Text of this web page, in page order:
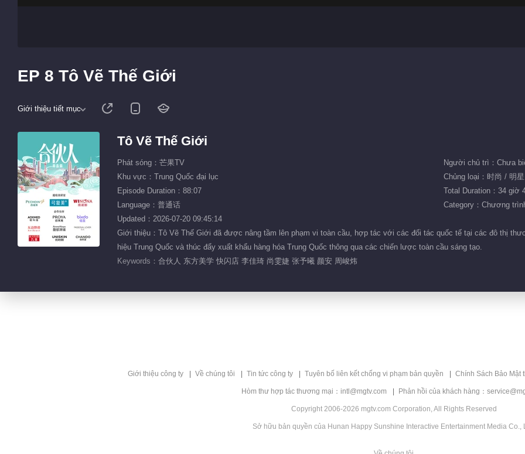
EP 8 Tô Vẽ Thế Giới
Giới thiệu tiết mục
Tô Vẽ Thế Giới
Phát sóng：芒果TV
Người chủ trì：Chưa
Khu vực：Trung Quốc đại lục
Chủng loại：时尚 / 明
Episode Duration：88:07
Total Duration：34 giờ
Language：普通话
Category：Chương
Updated：2026-07-20 09:45:14
Giới thiệu：Tô Vẽ Thế Giới đã được nâng tầm lên phạm vi toàn cầu, hợp tác với các đối tác quốc tế tại các đô thị
hiệu Trung Quốc và thúc đẩy xuất khẩu hàng hóa Trung Quốc thông qua các chiến lược toàn cầu sáng tạo.
Keywords： 合伙人 东方美学 快闪店 李佳琦 尚雯婕 张予曦 颜安 周峻炜
Giới thiệu công ty Về chúng tôi Tin tức công ty Tuyên bố liên kết chống vi phạm bản quyền Chính Sách Bảo Mật
Hòm thư hợp tác thương mại：intl@mgtv.com Phản hồi của khách hàng：
Copyright 2006-2026 mgtv.com Corporation, All Rights Reserved
Sở hữu bản quyền của Hunan Happy Sunshine Interactive Entertainment Media Co.,